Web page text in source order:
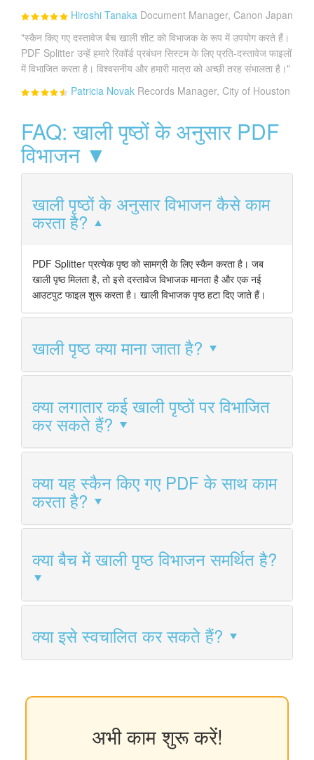
Hiroshi Tanaka Document Manager, Canon Japan
"स्कैन किए गए दस्तावेज बैच खाली शीट को विभाजक के रूप में उपयोग करते हैं।
PDF Splitter उन्हें हमारे रिकॉर्ड प्रबंधन सिस्टम के लिए प्रति-दस्तावेज फाइलों
में विभाजित करता है। विश्वसनीय और हमारी मात्रा को अच्छी तरह संभालता है।"
Patricia Novak Records Manager, City of Houston
FAQ: खाली पृष्ठों के अनुसार PDF
विभाजन ▼
खाली पृष्ठों के अनुसार विभाजन कैसे काम
करता है?
PDF Splitter प्रत्येक पृष्ठ को सामग्री के लिए स्कैन करता है। जब
खाली पृष्ठ मिलता है, तो इसे दस्तावेज विभाजक मानता है और एक नई
आउटपुट फाइल शुरू करता है। खाली विभाजक पृष्ठ हटा दिए जाते हैं।
खाली पृष्ठ क्या माना जाता है?
क्या लगातार कई खाली पृष्ठों पर विभाजित
कर सकते हैं?
क्या यह स्कैन किए गए PDF के साथ काम
करता है?
क्या बैच में खाली पृष्ठ विभाजन समर्थित है?
क्या इसे स्वचालित कर सकते हैं?
अभी काम शुरू करें!